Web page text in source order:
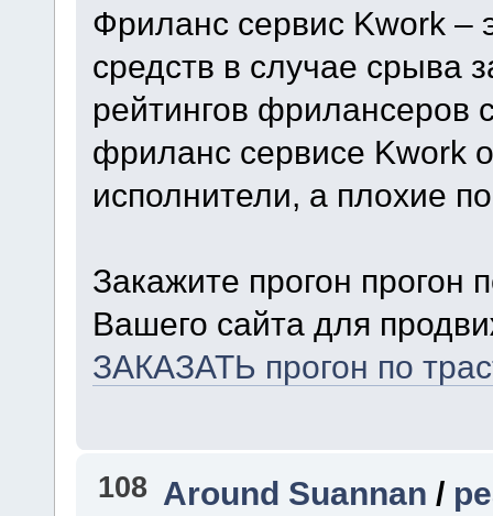
Фриланс сервис Kwork –
средств в случае срыва
рейтингов фрилансеров
фриланс сервисе Kwork
исполнители, а плохие
Закажите прогон прогон
Вашего сайта для
ЗАКАЗАТЬ прогон по
108 Around Suannan /